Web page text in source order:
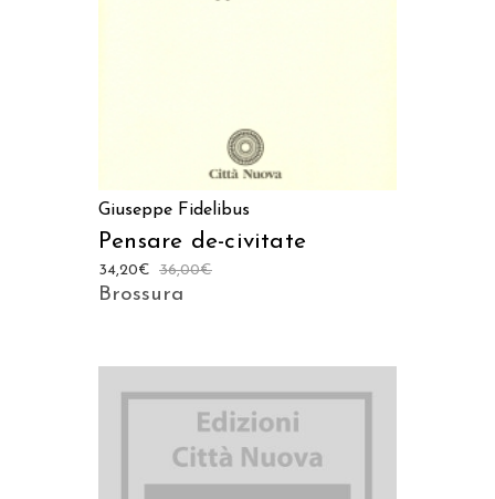
Giuseppe Fidelibus
Pensare de-civitate
36,00€
34,20€
Brossura